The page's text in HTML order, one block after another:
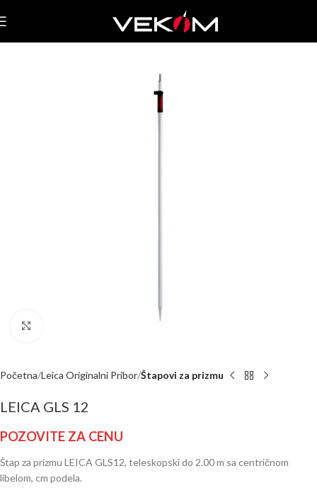
Početna Leica Originalni Pribor Štapovi za prizmu
LEICA GLS 12
POZOVITE ZA CENU
Štap za prizmu LEICA GLS12, teleskopski do 2.00 m sa centričnom
libelom, cm podela.